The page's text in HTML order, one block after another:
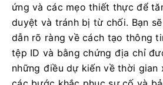
ứng và các mẹo thiết thực để
duyệt và tránh bị từ chối. Bạn
dẫn rõ ràng về cách tạo thông
tệp ID và bằng chứng địa chỉ
những điều dự kiến ​​về thời gian